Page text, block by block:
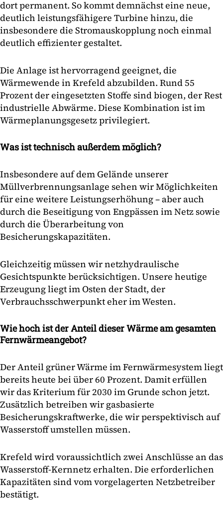
dort permanent. So kommt demnächst eine neue,
deutlich leistungsfähigere Turbine hinzu, die
insbesondere die Stromauskopplung noch einmal
deutlich effizienter gestaltet.
Die Anlage ist hervorragend geeignet, die
Wärmewende in Krefeld abzubilden. Rund 55
Prozent der eingesetzten Stoffe sind biogen, der Rest
industrielle Abwärme. Diese Kombination ist im
Wärmeplanungsgesetz privilegiert.
Was ist technisch außerdem möglich?
Insbesondere auf dem Gelände unserer
Müllverbrennungsanlage sehen wir Möglichkeiten
für eine weitere Leistungserhöhung – aber auch
durch die Beseitigung von Engpässen im Netz sowie
durch die Überarbeitung von
Besicherungskapazitäten.
Gleichzeitig müssen wir netzhydraulische
Gesichtspunkte berücksichtigen. Unsere heutige
Erzeugung liegt im Osten der Stadt, der
Verbrauchsschwerpunkt eher im Westen.
Wie hoch ist der Anteil dieser Wärme am gesamten
Fernwärmeangebot?
Der Anteil grüner Wärme im Fernwärmesystem liegt
bereits heute bei über 60 Prozent. Damit erfüllen
wir das Kriterium für 2030 im Grunde schon jetzt.
Zusätzlich betreiben wir gasbasierte
Besicherungskraftwerke, die wir perspektivisch auf
Wasserstoff umstellen müssen.
Krefeld wird voraussichtlich zwei Anschlüsse an das
Wasserstoff-Kernnetz erhalten. Die erforderlichen
Kapazitäten sind vom vorgelagerten Netzbetreiber
bestätigt.